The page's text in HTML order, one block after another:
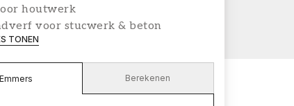
houtwerk
voor stucwerk & beton
TONEN
Emmers Berekenen